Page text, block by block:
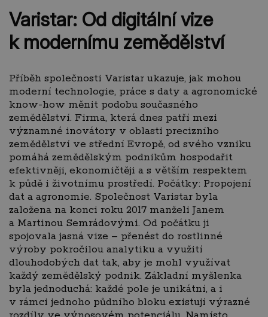
Varistar: Od digitální vize
k modernímu zemědělství
Příběh společnosti Varistar ukazuje, jak mohou
moderní technologie, práce s daty a agronomické
know-how měnit podobu současného
zemědělství. Firma, která dnes patří mezi
významné inovátory v oblasti precizního
zemědělství ve střední Evropě, od svého vzniku
pomáhá zemědělským podnikům hospodařit
efektivněji, ekonomičtěji a s větším respektem
k půdě i životnímu prostředí. Počátky: Propojení
dat a agronomie. Společnost Varistar byla
založena na konci roku 2017 manželi Janem
a Martinou Semrádovými. Od počátku ji
spojovala jasná vize – přenést do rostlinné
výroby pokročilou analytiku a využití
dlouhodobých dat tak, aby je mohl využívat
každý zemědělský podnik. Základní myšlenka
byla jednoduchá: každé pole je unikátní, a i
v rámci jednoho půdního bloku existují výrazné